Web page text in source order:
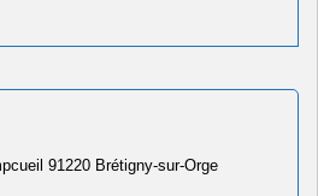
91220 Brétigny-sur-Orge